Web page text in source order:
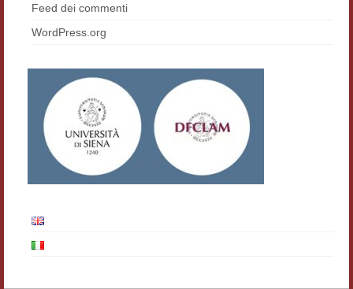
Tutte le news
News Semicerchio
Convegni e seminari
Eventi
Feed dei commenti
WordPress.org